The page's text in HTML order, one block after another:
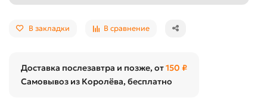
В закладки В сравнение
Доставка послезавтра и позже, от150 ₽
Самовывоз из Королёва, бесплатно